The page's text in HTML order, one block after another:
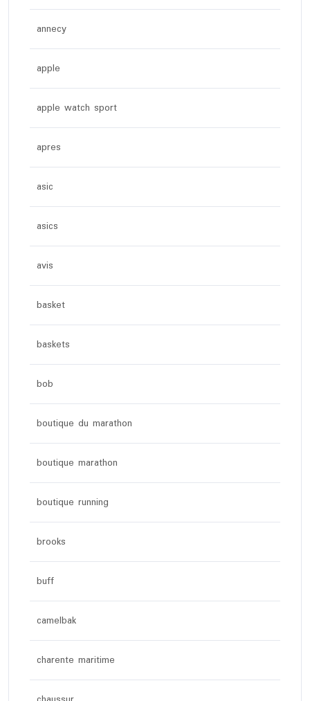
annecy
apple
apple watch sport
apres
asic
asics
avis
basket
baskets
bob
boutique du marathon
boutique marathon
boutique running
brooks
buff
camelbak
charente maritime